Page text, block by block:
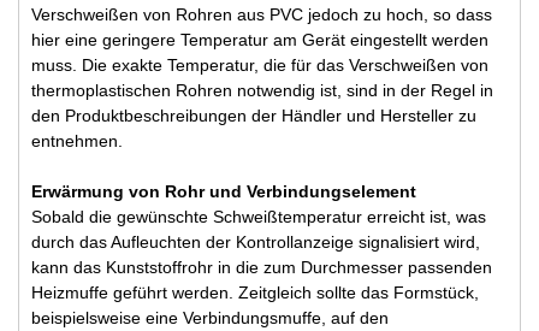
Verschweißen von Rohren aus PVC jedoch zu hoch, so dass
hier eine geringere Temperatur am Gerät eingestellt werden
muss. Die exakte Temperatur, die für das Verschweißen von
thermoplastischen Rohren notwendig ist, sind in der Regel in
den Produktbeschreibungen der Händler und Hersteller zu
entnehmen.
Erwärmung von Rohr und Verbindungselement
Sobald die gewünschte Schweißtemperatur erreicht ist, was
durch das Aufleuchten der Kontrollanzeige signalisiert wird,
kann das Kunststoffrohr in die zum Durchmesser passenden
Heizmuffe geführt werden. Zeitgleich sollte das Formstück,
beispielsweise eine Verbindungsmuffe, auf den